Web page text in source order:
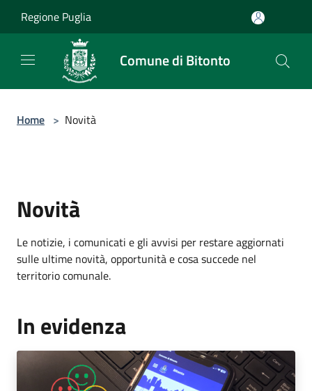
Regione Puglia
Comune di Bitonto
Home > Novità
Novità
Le notizie, i comunicati e gli avvisi per restare aggiornati
sulle ultime novità, opportunità e cosa succede nel
territorio comunale.
In evidenza